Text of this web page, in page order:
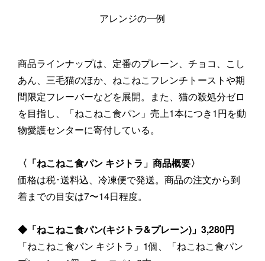
アレンジの一例
商品ラインナップは、定番のプレーン、チョコ、こし
あん、三毛猫のほか、ねこねこフレンチトーストや期
間限定フレーバーなどを展開。また、猫の殺処分ゼロ
を目指し、「ねこねこ食パン」売上1本につき1円を動
物愛護センターに寄付している。
〈「ねこねこ食パン キジトラ」商品概要〉
価格は税･送料込、冷凍便で発送。商品の注文から到
着までの目安は7〜14日程度。
◆「ねこねこ食パン(キジトラ&プレーン)」3,280円
「ねこねこ食パン キジトラ」1個、「ねこねこ食パン